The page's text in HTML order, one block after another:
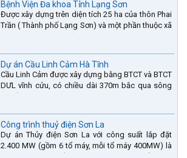
Bệnh Viện Đa khoa Tỉnh Lạng Sơn
Được xây dựng trên diện tích 25 ha của thôn Phai
Trần ( Thành phố Lạng Sơn) và một phần thuộc xã
Dự án Cầu Linh Cảm Hà Tĩnh
Cầu Linh Cảm được xây dựng bằng BTCT và BTCT
DƯL vĩnh cửu, có chiều dài 370m bắc qua sông
Công trình thuỷ điện Sơn La
Dự án Thủy điện Sơn La với công suất lắp đặt
2.400 MW (gồm 6 tổ máy, mỗi tổ máy 400MW) là